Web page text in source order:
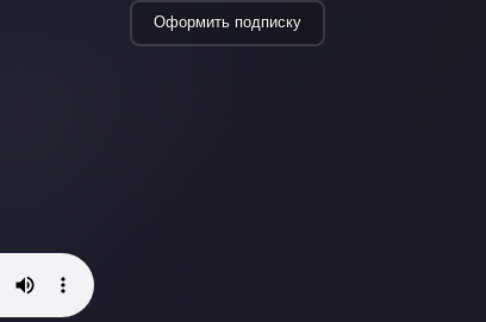
Оформить подписку